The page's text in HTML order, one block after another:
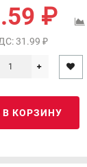
₽
31.99 ₽
В КОРЗИНУ